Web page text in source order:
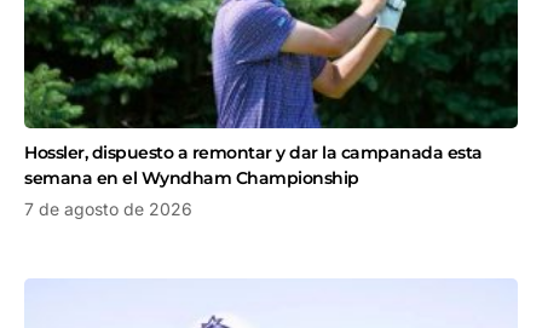
Hossler, dispuesto a remontar y dar la campanada esta
semana en el Wyndham Championship
7 de agosto de 2026